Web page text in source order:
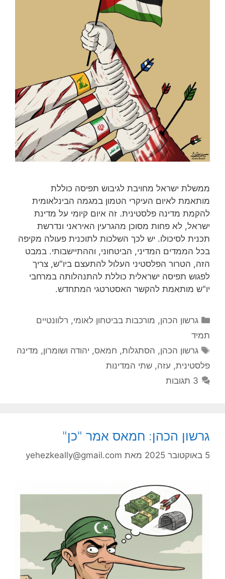
ממשלת ישראל מחויבת לגיבוש תפיסה כוללת
מותאמת לאיום העיקרי הטמון במגמה הבינלאומית
להקמת מדינה פלסטינית. זה איום קיומי על מדינת
ישראל, לא פחות מסוכן מהגרעין האיראני ונדרשת
תכנית לסיכולו. יש לכך השלכות לתוכנית פעולה מקיפה
בכל הממדים המדיני, הביטחוני, וההתיישבותי. במבט
הזה, הטרור הפלסטיני העלול להתעצם ביו"ש, צריך
לפגוש תפיסה ישראלית כוללת להתנהלותה במרחבי
יו"ש מותאמת להקשר האסטרטגי המתחדש.
קטגוריות
גרשון הכהן, מורכבות בביטחון לאומי, רלוונטיים
תמיד
תגיות
גרשון הכהן, הסתגלות, חמאס, יהודה ושומרון, מדינה
פלסטינית, עזה, שתי המדינות
3 תגובות
גרשון הכהן: חמאס אמר "כן"
5 באוקטובר 2025 מאת yehezkeally@gmail.com